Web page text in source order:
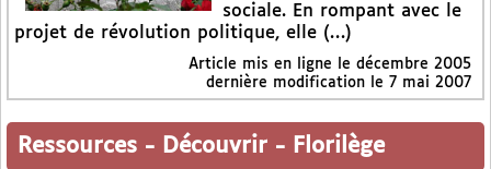
sociale. En rompant avec le
projet de révolution politique, elle (…)
Article mis en ligne le décembre 2005
dernière modification le 7 mai 2007
Ressources - Découvrir - Florilège